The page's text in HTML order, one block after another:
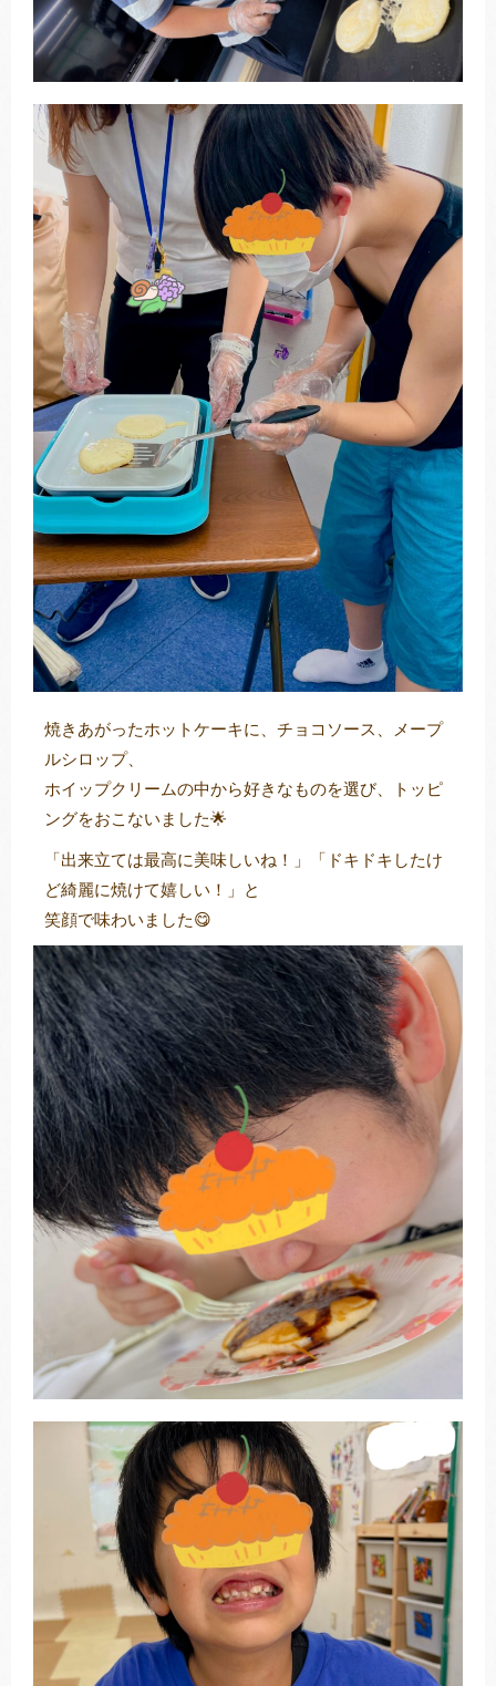
焼きあがったホットケーキに、チョコソース、メープ
ルシロップ、
ホイップクリームの中から好きなものを選び、トッピ
ングをおこないました🌟
「出来立ては最高に美味しいね！」「ドキドキしたけ
ど綺麗に焼けて嬉しい！」と
笑顔で味わいました😋